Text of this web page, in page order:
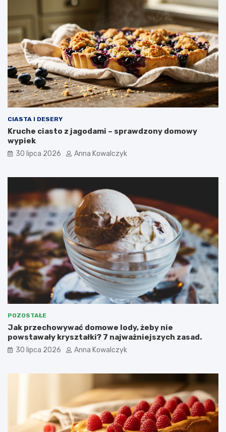
CIASTA I DESERY
Kruche ciasto z jagodami – sprawdzony domowy
wypiek
30 lipca 2026 Anna Kowalczyk
POZOSTAŁE
Jak przechowywać domowe lody, żeby nie
powstawały kryształki? 7 najważniejszych zasad.
30 lipca 2026 Anna Kowalczyk